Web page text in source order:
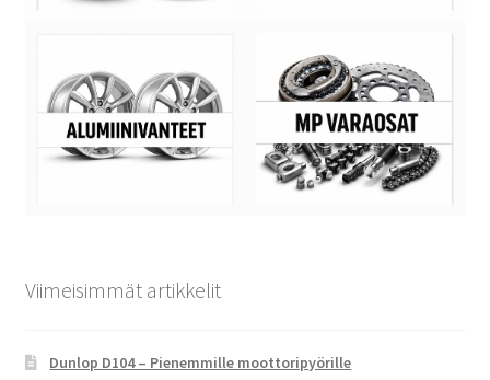
Viimeisimmät artikkelit
Dunlop D104 – Pienemmille moottoripyörille